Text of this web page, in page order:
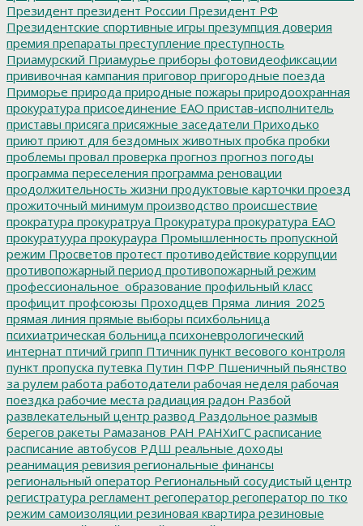
Президент президент России Президент РФ
Президентские спортивные игры презумпция доверия
премия препараты преступление преступность
Приамурский Приамурье приборы фотовидеофиксации
прививочная кампания приговор пригородные поезда
Приморье природа природные пожары природоохранная
прокуратура присоединение ЕАО пристав-исполнитель
приставы присяга присяжные заседатели Приходько
приют приют для бездомных животных пробка пробки
проблемы провал проверка прогноз прогноз погоды
программа переселения программа реновации
продолжительность жизни продуктовые карточки проезд
прожиточный минимум производство происшествие
прократура прокуратруа Прокуратура прокуратура ЕАО
прокуратуура прокураура Промышленность пропускной
режим Просветов протест противодействие коррупции
противопожарный период противопожарный режим
профессиональное_образование профильный класс
профицит профсоюзы Проходцев Пряма_линия_2025
прямая линия прямые выборы психбольница
психиатрическая больница психоневрологический
интернат птичий грипп Птичник пункт весового контроля
пункт пропуска путевка Путин ПФР Пшеничный пьянство
за рулем работа работодатели рабочая неделя рабочая
поездка рабочие места радиация радон Разбой
развлекательный центр развод Раздольное размыв
берегов ракеты Рамазанов РАН РАНХиГС расписание
расписание автобусов РДШ реальные доходы
реанимация ревизия региональные финансы
региональный оператор Региональный сосудистый центр
регистратура регламент регоператор регоператор по тко
режим самоизоляции резиновая квартира резиновые